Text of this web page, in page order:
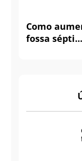
Como
fossa sépti...